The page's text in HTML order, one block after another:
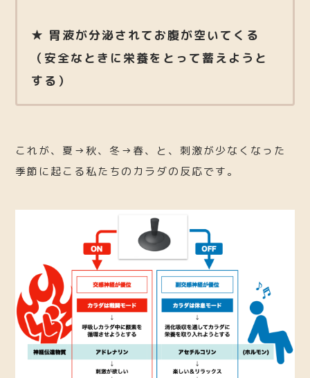
★ 胃液が分泌されてお腹が空いてくる
（安全なときに栄養をとって蓄えようと
する）
これが、夏→秋、冬→春、と、刺激が少なくなった
季節に起こる私たちのカラダの反応です。